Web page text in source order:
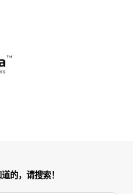
的，请搜索！